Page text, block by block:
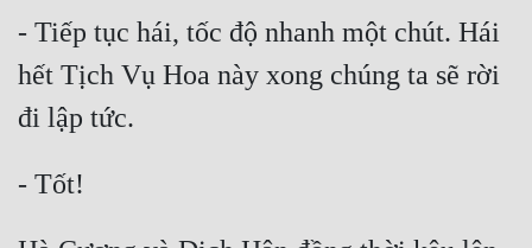
Sát Phạt Quyết Đoán
Vô Sỉ
Điềm Đạm
- Tiếp tục hái, tốc độ nhanh một chút. Hái
hết Tịch Vụ Hoa này xong chúng ta sẽ rời